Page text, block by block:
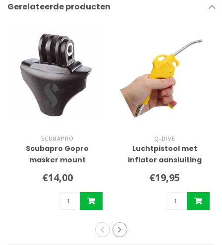
Gerelateerde producten
SCUBAPRO
Scubapro Gopro
masker mount
€14,00
Q-DIVE
Luchtpistool met
inflator aansluiting
€19,95